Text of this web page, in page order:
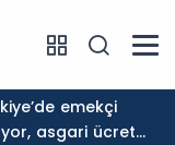
asgari ücret